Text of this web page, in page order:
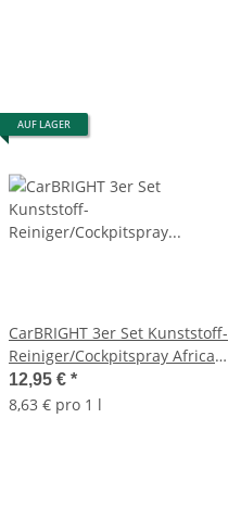
AUF LAGER
CarBRIGHT 3er Set Kunststoff-
Reiniger/Cockpitspray African,
Aloe & Cashmere (je 500ml)
12,95 € *
8,63 € pro 1 l